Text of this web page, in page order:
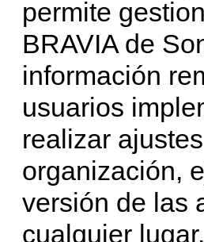
permite
BRAVIA de
información
usuarios
realizar
organización,
versión de las
cualquier lugar.